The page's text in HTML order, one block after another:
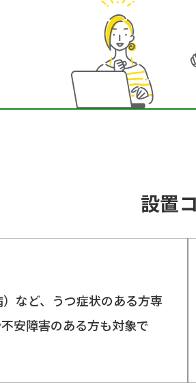
設置
など、うつ症状のある方専
安障害のある方も対象で